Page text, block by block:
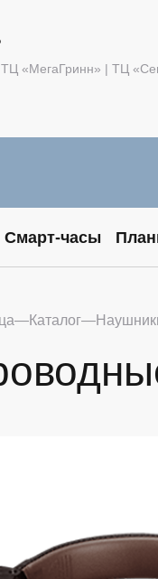
ТЦ «МегаГринн» | ТЦ
Смарт-часы
Каталог